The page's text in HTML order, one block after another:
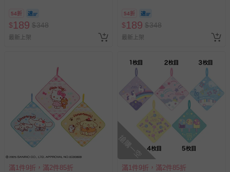
54折
$189 $348
最新上架
54折
$189 $348
最新上架
滿1件9折，滿2件85折
搶購一空
滿1件9折，滿2件85折